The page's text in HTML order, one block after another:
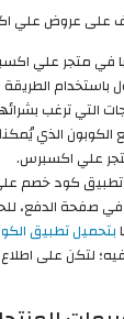
على عروض علي
في متجر علي
باستخدام
التي ترغب
الذي
علي اكسبرس.
كود خصم
صفحة الدفع،
بتحميل تطبيق
لتكن على